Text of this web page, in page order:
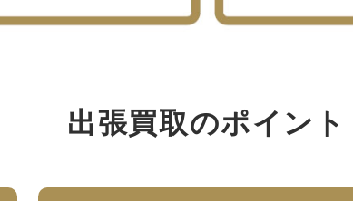
出張買取のポイント